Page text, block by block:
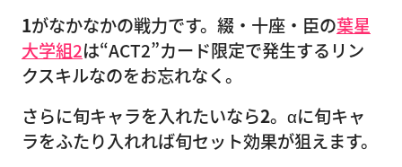
1がなかなかの戦力です。綴・十座・臣の葉星
大学組2は“ACT2”カード限定で発生するリン
クスキルなのをお忘れなく。
さらに旬キャラを入れたいなら2。αに旬キャ
ラをふたり入れれば旬セット効果が狙えます。